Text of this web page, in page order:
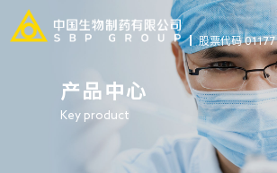
股票代码 01177
产品中心
Key product